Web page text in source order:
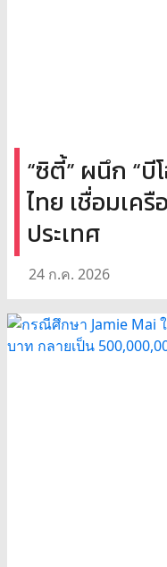
“ซิตี้” ผนึก “บี
ไทย เชื่อมเค
ประเทศ
24 ก.ค. 2026